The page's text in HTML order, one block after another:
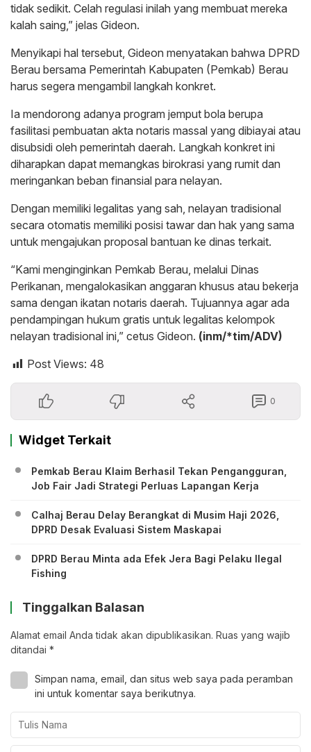
tidak sedikit. Celah regulasi inilah yang membuat mereka
kalah saing,” jelas Gideon.
Menyikapi hal tersebut, Gideon menyatakan bahwa DPRD
Berau bersama Pemerintah Kabupaten (Pemkab) Berau
harus segera mengambil langkah konkret.
Ia mendorong adanya program jemput bola berupa
fasilitasi pembuatan akta notaris massal yang dibiayai atau
disubsidi oleh pemerintah daerah. Langkah konkret ini
diharapkan dapat memangkas birokrasi yang rumit dan
meringankan beban finansial para nelayan.
Dengan memiliki legalitas yang sah, nelayan tradisional
secara otomatis memiliki posisi tawar dan hak yang sama
untuk mengajukan proposal bantuan ke dinas terkait.
“Kami menginginkan Pemkab Berau, melalui Dinas
Perikanan, mengalokasikan anggaran khusus atau bekerja
sama dengan ikatan notaris daerah. Tujuannya agar ada
pendampingan hukum gratis untuk legalitas kelompok
nelayan tradisional ini,” cetus Gideon. (inm/*tim/ADV)
Post Views: 48
0
Widget Terkait
Pemkab Berau Klaim Berhasil Tekan Pengangguran,
Job Fair Jadi Strategi Perluas Lapangan Kerja
Calhaj Berau Delay Berangkat di Musim Haji 2026,
DPRD Desak Evaluasi Sistem Maskapai
DPRD Berau Minta ada Efek Jera Bagi Pelaku Ilegal
Fishing
Tinggalkan Balasan
Alamat email Anda tidak akan dipublikasikan. Ruas yang wajib
ditandai *
Simpan nama, email, dan situs web saya pada peramban
ini untuk komentar saya berikutnya.